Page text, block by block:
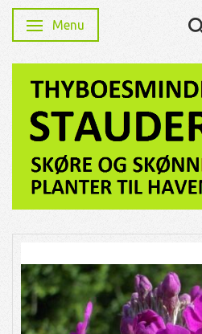
Skifte navigation
Menu